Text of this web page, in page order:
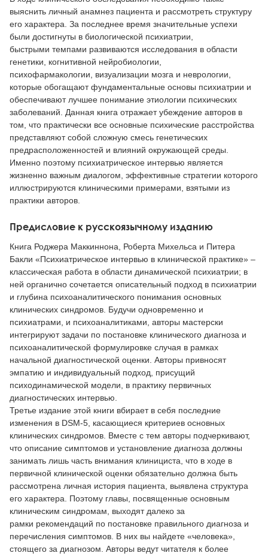
Тревожные расстройства, панические атаки
Психодрама
Сказкотерапия
Другие направления психотерапии
Классический, эриксоновский гипноз и НЛП
НЛП
Психология труда и эргономика
Психофизиология
Социальная психология
Социальная и организационная психология
Учебная литература
Классический и юнгианский психоанализ
выяснить личный анамнез пациента и рассмотреть структуру
его характера. За последнее время значительные успехи
были достигнуты в биологической психиатрии,
быстрыми темпами развиваются исследования в области
генетики, когнитивной нейробиологии,
психофармакологии, визуализации мозга и неврологии,
которые обогащают фундаментальные основы психиатрии и
обеспечивают лучшее понимание этиологии психических
заболеваний. Данная книга отражает убеждение авторов в
том, что практически все основные психические расстройства
представляют собой сложную смесь генетических
предрасположенностей и влияний окружающей среды.
Именно поэтому психиатрическое интервью является
жизненно важным диалогом, эффективные стратегии которого
иллюстрируются клиническими примерами, взятыми из
практики авторов.
Предисловие к русскоязычному изданию
Книга Роджера Маккиннона, Роберта Михельса и Питера
Бакли «Психиатрическое интервью в клинической практике» –
классическая работа в области динамической психиатрии; в
ней органично сочетается описательный подход в психиатрии
и глубина психоаналитического понимания основных
клинических синдромов. Будучи одновременно и
психиатрами, и психоаналитиками, авторы мастерски
интегрируют задачи по постановке клинического диагноза и
психоаналитической формулировке случая в рамках
начальной диагностической оценки. Авторы привносят
эмпатию и индивидуальный подход, присущий
психодинамической модели, в практику первичных
диагностических интервью.
Третье издание этой книги вбирает в себя последние
изменения в DSM-5, касающиеся критериев основных
клинических синдромов. Вместе с тем авторы подчеркивают,
что описание симптомов и установление диагноза должны
занимать лишь часть внимания клинициста, что в ходе в
первичной клинической оценки обязательно должна быть
рассмотрена личная история пациента, выявлена структура
его характера. Поэтому главы, посвященные основным
клиническим синдромам, выходят далеко за
рамки рекомендаций по постановке правильного диагноза и
перечисления симптомов. В них вы найдете «человека»,
стоящего за диагнозом. Авторы ведут читателя к более